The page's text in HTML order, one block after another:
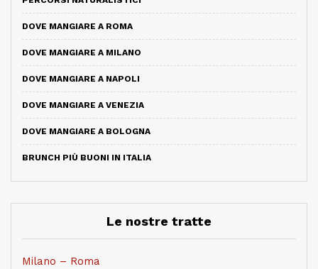
DOVE MANGIARE A ROMA
DOVE MANGIARE A MILANO
DOVE MANGIARE A NAPOLI
DOVE MANGIARE A VENEZIA
DOVE MANGIARE A BOLOGNA
BRUNCH PIÙ BUONI IN ITALIA
Le nostre tratte
Milano – Roma